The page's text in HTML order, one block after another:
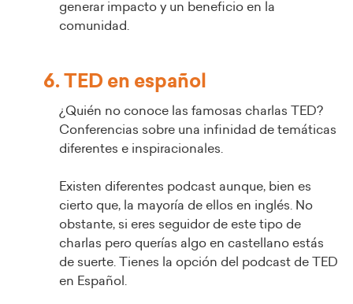
generar impacto y un beneficio en la
comunidad.
6. TED en español
¿Quién no conoce las famosas charlas TED?
Conferencias sobre una infinidad de temáticas
diferentes e inspiracionales.
Existen diferentes podcast aunque, bien es
cierto que, la mayoría de ellos en inglés. No
obstante, si eres seguidor de este tipo de
charlas pero querías algo en castellano estás
de suerte. Tienes la opción del podcast de TED
en Español.